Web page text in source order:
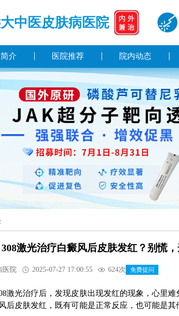
中医皮肤病医院
介 医院推荐 院内动态
308激光治疗白癜风后皮肤发红？别慌，
医院 2025-07-27 17:00:55 624次 免费提问
激光治疗后，发现皮肤出现发红的现象，心里
后皮肤发红，既有可能是正常反应，也可能是